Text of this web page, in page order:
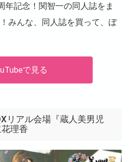
年記念！関智一の同人誌をま
みんな、同人誌を買って、ぼ
で見る
リアル会場『蔵人美男児
理香